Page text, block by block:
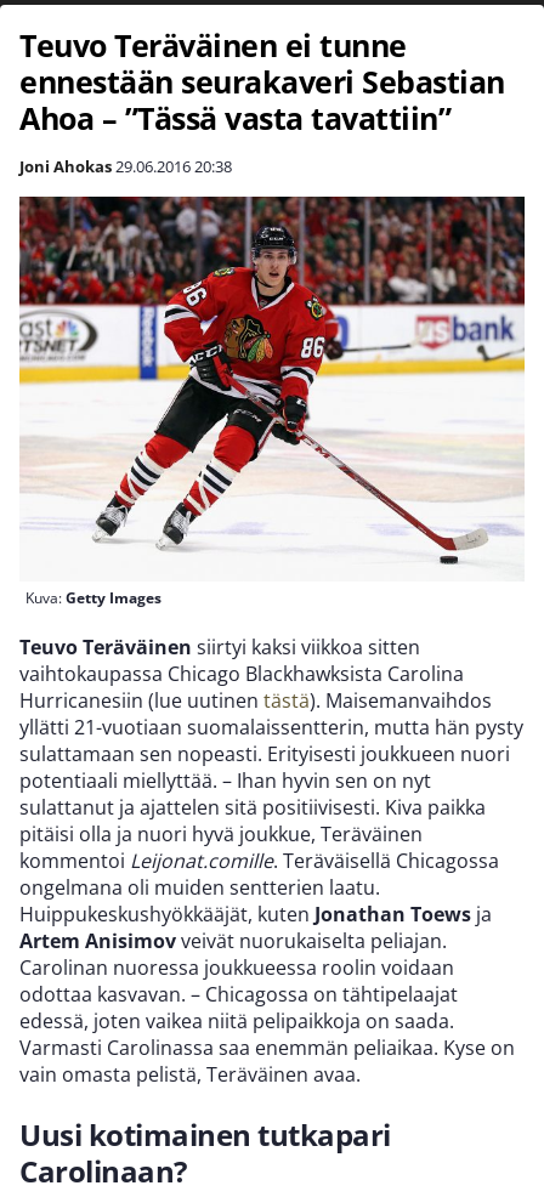
Teuvo Teräväinen ei tunne
ennestään seurakaveri Sebastian
Ahoa – ”Tässä vasta tavattiin”
Joni Ahokas29.06.201620:38
Kuva:Getty Images
Teuvo Teräväinen siirtyi kaksi viikkoa sitten
vaihtokaupassa Chicago Blackhawksista Carolina
Hurricanesiin (lue uutinen tästä). Maisemanvaihdos
yllätti 21-vuotiaan suomalaissentterin, mutta hän pysty
sulattamaan sen nopeasti. Erityisesti joukkueen nuori
potentiaali miellyttää. – Ihan hyvin sen on nyt
sulattanut ja ajattelen sitä positiivisesti. Kiva paikka
pitäisi olla ja nuori hyvä joukkue, Teräväinen
kommentoi Leijonat.comille. Teräväisellä Chicagossa
ongelmana oli muiden sentterien laatu.
Huippukeskushyökkääjät, kuten Jonathan Toews ja
Artem Anisimovveivät nuorukaiselta peliajan.
Carolinan nuoressa joukkueessa roolin voidaan
odottaa kasvavan. – Chicagossa on tähtipelaajat
edessä, joten vaikea niitä pelipaikkoja on saada.
Varmasti Carolinassa saa enemmän peliaikaa. Kyse on
vain omasta pelistä, Teräväinen avaa.
Uusi kotimainen tutkapari
Carolinaan?